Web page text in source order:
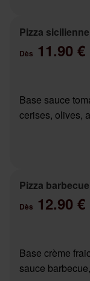
Pizza
Dès 11.90 €
Base sauce
cerises, olives,
Pizza
Dès 12.90 €
Base crème
sauce